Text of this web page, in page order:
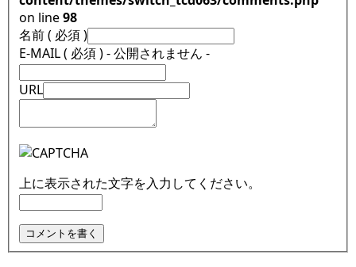
on line98
名前 ( 必須 )
E-MAIL ( 必須 ) - 公開されません -
URL
上に表示された文字を入力してください。